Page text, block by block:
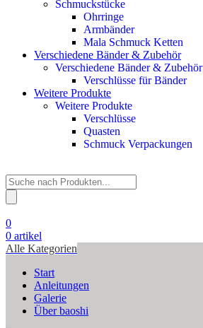
Schmuckstücke
Ohrringe
Armbänder
Mala Schmuck Ketten
Verschiedene Bänder & Zubehör
Verschiedene Bänder & Zubehör
Verschlüsse für Bänder
Weitere Produkte
Weitere Produkte
Verschlüsse
Quasten
Schmuck Verpackungen
Products
search
0
0 artikel
Alle Kategorien
Start
Anleitungen
Galerie
Über baoshi